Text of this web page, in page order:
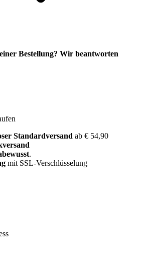
Bestellung? Wir beantworten
Standardversand ab € 54,90
.
mit SSL-Verschlüsselung